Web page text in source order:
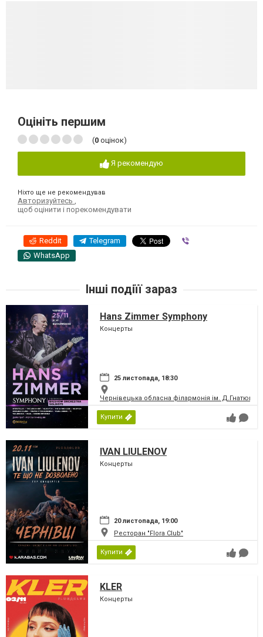
Оцініть першим
(0 оцінок)
Я рекомендую
Ніхто ще не рекомендував
Авторизуйтесь
щоб оцінити і порекомендувати
Reddit Telegram
WhatsApp
Інші подіїї зараз
Hans Zimmer Symphony
Концерты
25 листопада, 18:30
Чернівецька обласна філармонія ім. Д.Гнатюка
Купити
IVAN LIULENOV
Концерты
20 листопада, 19:00
Ресторан "Flora Club"
Купити
KLER
Концерты